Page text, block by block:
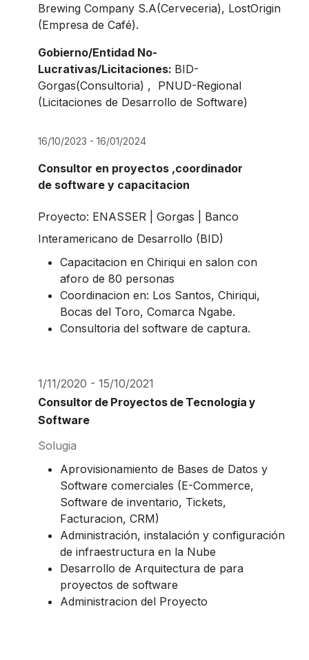
Brewing Company S.A(Cerveceria), LostOrigin
(Empresa de Café).
Gobierno/Entidad No-
Lucrativas/Licitaciones: BID-
Gorgas(Consultoria) , PNUD-Regional
(Licitaciones de Desarrollo de Software)
16/10/2023 - 16/01/2024
Consultor en proyectos ,coordinador
de software y capacitacion
Proyecto: ENASSER | Gorgas | Banco
Interamericano de Desarrollo (BID)
Capacitacion en Chiriqui en salon con
aforo de 80 personas
Coordinacion en: Los Santos, Chiriqui,
Bocas del Toro, Comarca Ngabe.
Consultoria del software de captura.
1/11/2020 - 15/10/2021
Consultor de Proyectos de Tecnología y
Software
Solugia
Aprovisionamiento de Bases de Datos y
Software comerciales (E-Commerce,
Software de inventario, Tickets,
Facturacion, CRM)
Administración, instalación y configuración
de infraestructura en la Nube
Desarrollo de Arquitectura de para
proyectos de software
Administracion del Proyecto